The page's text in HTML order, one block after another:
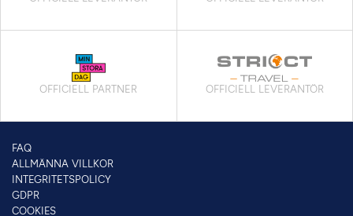
OFFICIELL PARTNER OFFICIELL LEVERANTÖR
FAQ
ALLMÄNNA VILLKOR
INTEGRITETSPOLICY
GDPR
COOKIES